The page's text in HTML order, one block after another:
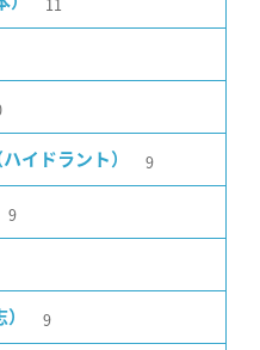
イドラント） 9
9
9